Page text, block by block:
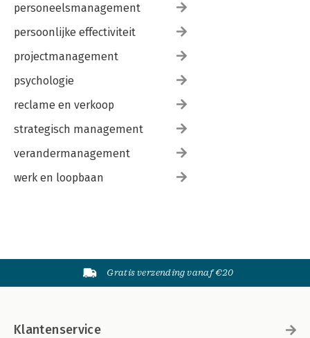
personeelsmanagement
persoonlijke effectiviteit
projectmanagement
psychologie
reclame en verkoop
strategisch management
verandermanagement
werk en loopbaan
Gratis verzending vanaf €20
Klantenservice